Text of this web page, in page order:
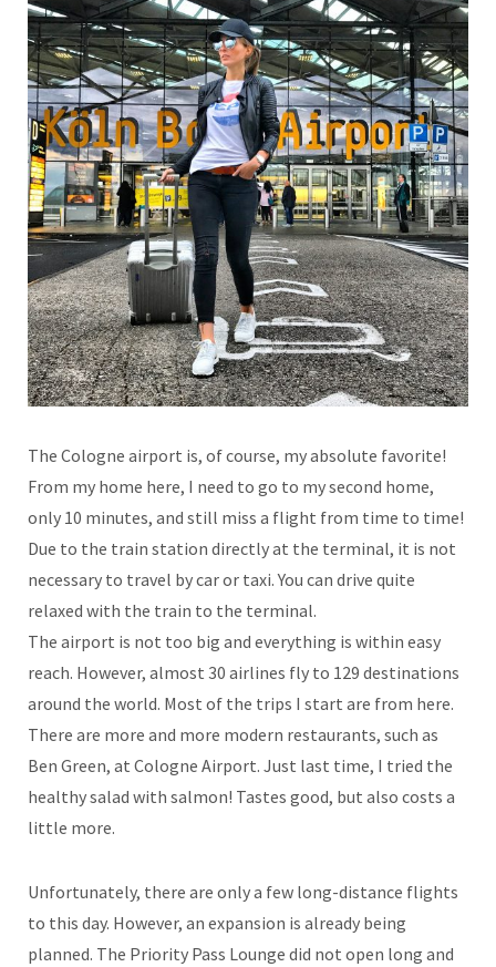
The Cologne airport is, of course, my absolute favorite!
From my home here, I need to go to my second home,
only 10 minutes, and still miss a flight from time to time!
Due to the train station directly at the terminal, it is not
necessary to travel by car or taxi. You can drive quite
relaxed with the train to the terminal.
The airport is not too big and everything is within easy
reach. However, almost 30 airlines fly to 129 destinations
around the world. Most of the trips I start are from here.
There are more and more modern restaurants, such as
Ben Green, at Cologne Airport. Just last time, I tried the
healthy salad with salmon! Tastes good, but also costs a
little more.
Unfortunately, there are only a few long-distance flights
to this day. However, an expansion is already being
planned. The Priority Pass Lounge did not open long and